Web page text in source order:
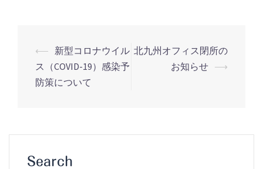
投
稿
ナ
ー
シ
⟵ 新型コロナウイル
ス（COVID-19）感染予
防策について
北九州オフィス閉所の
お知らせ ⟶
Search